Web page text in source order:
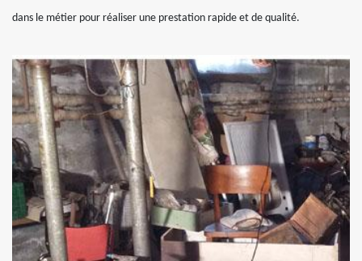
dans le métier pour réaliser une prestation rapide et de qualité.